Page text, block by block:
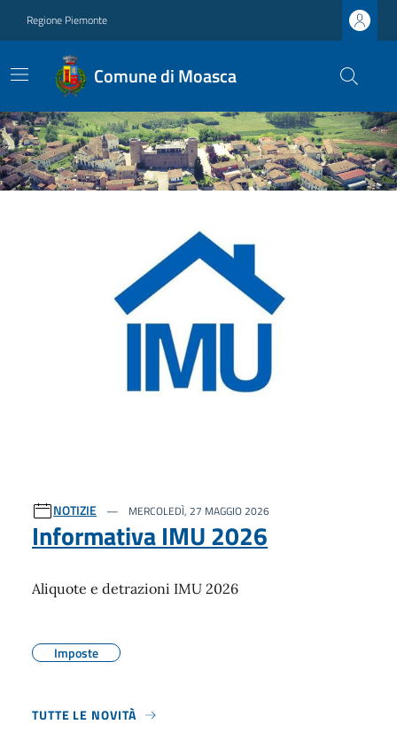
Regione Piemonte
Comune di Moasca
NOTIZIE MERCOLEDÌ, 27 MAGGIO 2026
Informativa IMU 2026
Aliquote e detrazioni IMU 2026
Imposte
TUTTE LE NOVITÀ